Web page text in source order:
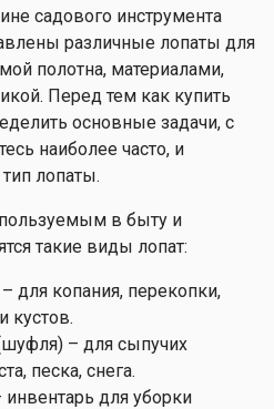
садового инструмента
различные лопаты для
полотна, материалами,
Перед тем как купить
основные задачи, с
наиболее часто, и
лопаты.
в быту и
такие виды лопат:
копания, перекопки,
кустов.
– для сыпучих
песка, снега.
для уборки